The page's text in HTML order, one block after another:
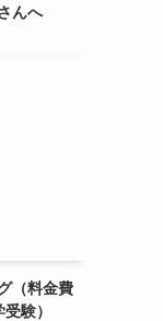
んへ
（料金費
験）